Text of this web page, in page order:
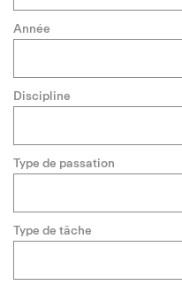
Année
Discipline
Type de passation
Type de tâche